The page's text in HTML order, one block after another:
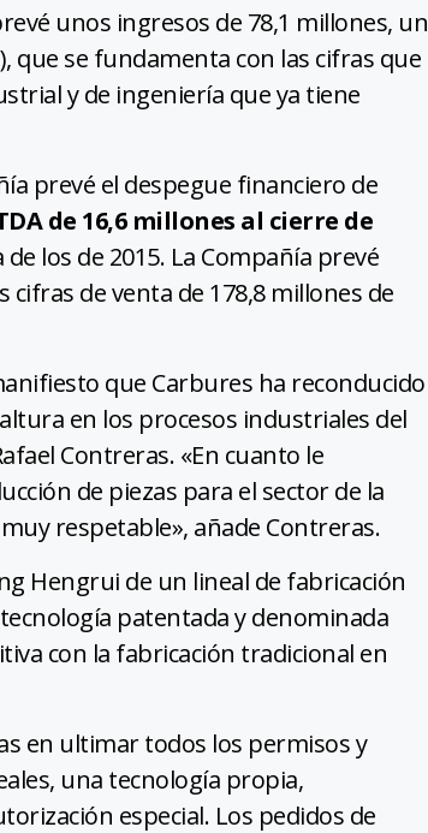
unos ingresos de 78,1 millones, un
que se fundamenta con las cifras que
y de ingeniería que ya tiene
prevé el despegue financiero de
de 16,6 millones al cierre de
los de 2015. La Compañía prevé
cifras de venta de 178,8 millones de
que Carbures ha reconducido
en los procesos industriales del
Contreras. «En cuanto le
de piezas para el sector de la
respetable», añade Contreras.
Hengrui de un lineal de fabricación
patentada y denominada
con la fabricación tradicional en
en ultimar todos los permisos y
una tecnología propia,
especial. Los pedidos de